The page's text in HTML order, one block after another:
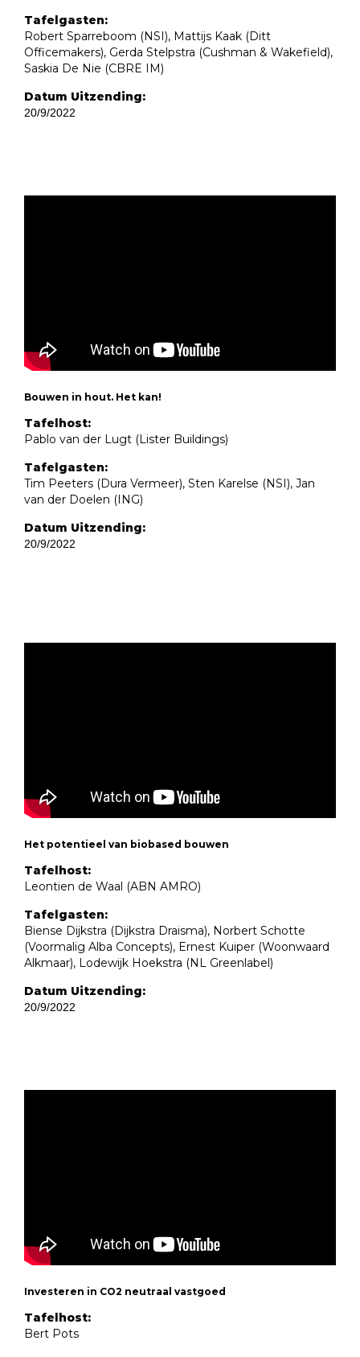
Tafelgasten:
Robert Sparreboom (NSI), Mattijs Kaak (Ditt
Officemakers), Gerda Stelpstra (Cushman & Wakefield),
Saskia De Nie (CBRE IM)
Datum Uitzending:
20/9/2022
Bouwen in hout. Het kan!
Tafelhost:
Pablo van der Lugt (Lister Buildings)
Tafelgasten:
Tim Peeters (Dura Vermeer), Sten Karelse (NSI), Jan
van der Doelen (ING)
Datum Uitzending:
20/9/2022
Het potentieel van biobased bouwen
Tafelhost:
Leontien de Waal (ABN AMRO)
Tafelgasten:
Biense Dijkstra (Dijkstra Draisma), Norbert Schotte
(Voormalig Alba Concepts), Ernest Kuiper (Woonwaard
Alkmaar), Lodewijk Hoekstra (NL Greenlabel)
Datum Uitzending:
20/9/2022
Investeren in CO2 neutraal vastgoed
Tafelhost:
Bert Pots